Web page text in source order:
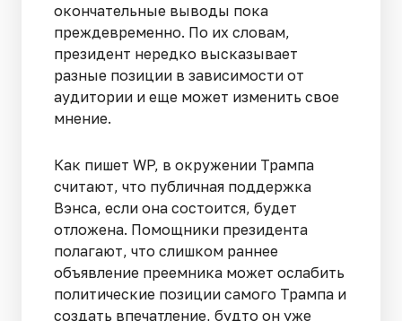
окончательные выводы пока
преждевременно. По их словам,
президент нередко высказывает
разные позиции в зависимости от
аудитории и еще может изменить свое
мнение.
Как пишет WP, в окружении Трампа
считают, что публичная поддержка
Вэнса, если она состоится, будет
отложена. Помощники президента
полагают, что слишком раннее
объявление преемника может ослабить
политические позиции самого Трампа и
создать впечатление, будто он уже